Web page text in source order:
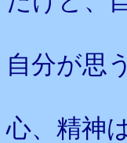
自分が思
心、精神